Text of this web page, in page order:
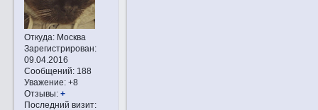
Откуда:Москва
Зарегистрирован:
09.04.2016
Сообщений:188
Уважение: +8
Отзывы: +
Последний визит: